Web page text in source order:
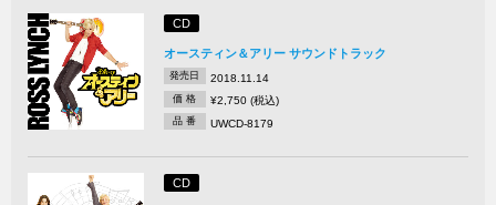
CD
オースティン＆アリー サウンドトラック
発売日 2018.11.14
価 格 ¥2,750 (税込)
品 番 UWCD-8179
CD